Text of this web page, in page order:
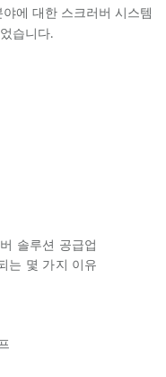
에 대한 스크러버 시스템
습니다.
솔루션 공급업
는 몇 가지 이유